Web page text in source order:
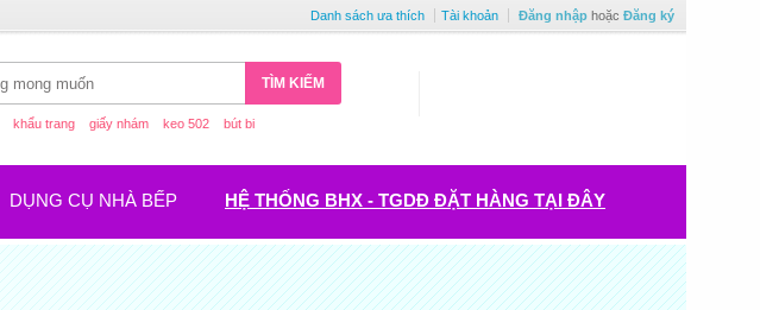
Danh sách ưa thích Tài khoản Đăng nhập hoặc Đăng ký
TÌM KIẾM
khẩu trang giấy nhám keo 502 bút bi
DỤNG CỤ NHÀ BẾP HỆ THỐNG BHX - TGDĐ ĐẶT HÀNG TẠI ĐÂY